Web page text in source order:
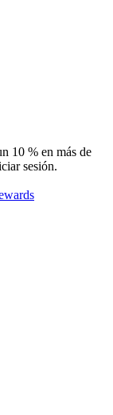
10 % en más de
sesión.